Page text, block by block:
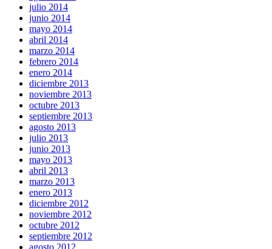
julio 2014
junio 2014
mayo 2014
abril 2014
marzo 2014
febrero 2014
enero 2014
diciembre 2013
noviembre 2013
octubre 2013
septiembre 2013
agosto 2013
julio 2013
junio 2013
mayo 2013
abril 2013
marzo 2013
enero 2013
diciembre 2012
noviembre 2012
octubre 2012
septiembre 2012
agosto 2012